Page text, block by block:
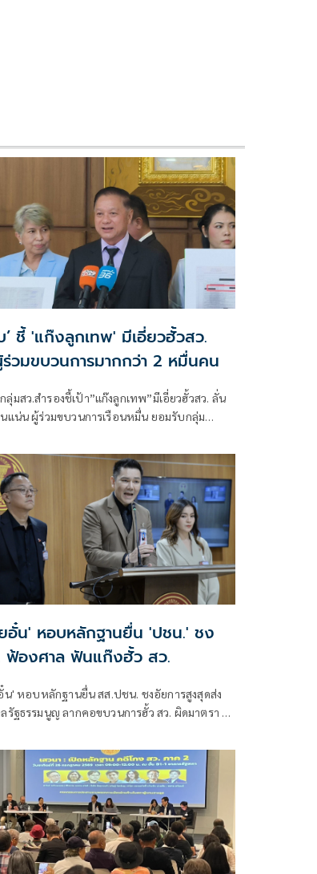
’ ชี้ 'แก๊งลูกเทพ' มีเอี่ยวฮั้วสว.
ร่วมขบวนการมากกว่า 2 หมื่นคน
ลุ่มสว.สำรองชี้เป้า”แก๊งลูกเทพ”มีเอี่ยวฮั้วสว. ลั่น
แน่น ผู้ร่วมขบวนการเรือนหมื่น ยอมรับกลุ่ม
ต.หากไม่ส่งศาลฎีกาสอย 138 สว.โดนร้องเอาผิด
อั๋น' หอบหลักฐานยื่น 'ปชน.' ชง
ฟ้องศาล ฟันแก๊งฮั้ว สว.
' หอบหลักฐานยื่น สส.ปชน. ชงอัยการสูงสุดส่ง
รัฐธรรมนูญ ลากคอขบวนการฮั้ว สว. ผิดมาตรา 49
ใช่ข่มขู่